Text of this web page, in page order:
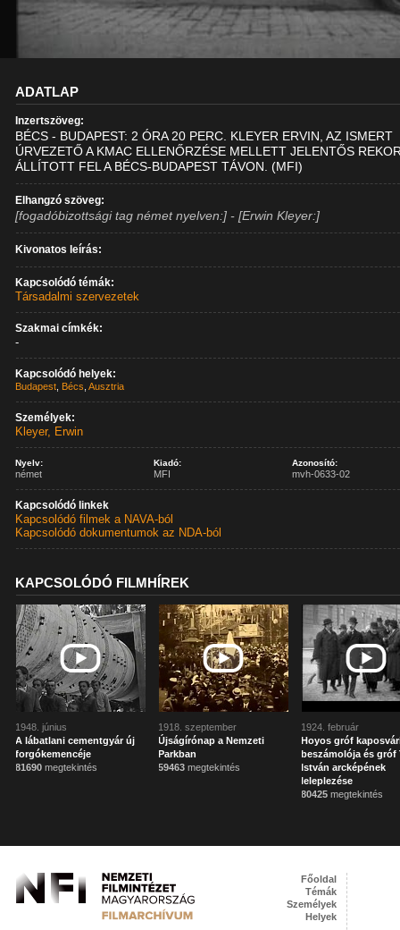
ADATLAP
Inzertszöveg:
BÉCS - BUDAPEST: 2 ÓRA 20 PERC. KLEYER ERVIN, AZ ISMERT
ÚRVEZETŐ A KMAC ELLENŐRZÉSE MELLETT JELENTŐS
ÁLLÍTOTT FEL A BÉCS-BUDAPEST TÁVON. (MFI)
Elhangzó szöveg:
[fogadóbizottsági tag német nyelven:] - [Erwin Kleyer:]
Kivonatos leírás:
Kapcsolódó témák:
Társadalmi szervezetek
Szakmai címkék:
-
Kapcsolódó helyek:
Budapest Bécs ,Ausztria
Személyek:
Kleyer, Erwin
Nyelv:
német
Kiadó:
MFI
Azonosító:
mvh-0633-02
Kapcsolódó linkek
Kapcsolódó filmek a NAVA-ból
Kapcsolódó dokumentumok az NDA-ból
KAPCSOLÓDÓ FILMHÍREK
1948. június
A lábatlani cementgyár új
forgókemencéje
81690 megtekintés
1918. szeptember
Újságírónap a Nemzeti
Parkban
59463 megtekintés
1924. február
Hoyos gróf
beszámolója és gróf
István arcképének
leleplezése
80425 megtekintés
Főoldal
Témák
Személyek
Helyek